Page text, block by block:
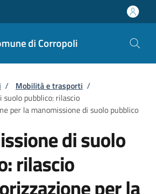
di Corropoli
pane
/ Mobilità e trasporti /
suolo pubblico: rilascio
per la manomissione di suolo pubblico
di suolo
rilascio